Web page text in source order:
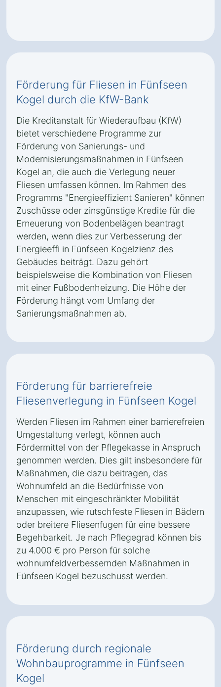
Förderung für Fliesen in Fünfseen
Kogel durch die KfW-Bank
Die Kreditanstalt für Wiederaufbau (KfW)
bietet verschiedene Programme zur
Förderung von Sanierungs- und
Modernisierungsmaßnahmen in Fünfseen
Kogel an, die auch die Verlegung neuer
Fliesen umfassen können. Im Rahmen des
Programms "Energieeffizient Sanieren" können
Zuschüsse oder zinsgünstige Kredite für die
Erneuerung von Bodenbelägen beantragt
werden, wenn dies zur Verbesserung der
Energieeffi in Fünfseen Kogelzienz des
Gebäudes beiträgt. Dazu gehört
beispielsweise die Kombination von Fliesen
mit einer Fußbodenheizung. Die Höhe der
Förderung hängt vom Umfang der
Sanierungsmaßnahmen ab.
Förderung für barrierefreie
Fliesenverlegung in Fünfseen Kogel
Werden Fliesen im Rahmen einer barrierefreien
Umgestaltung verlegt, können auch
Fördermittel von der Pflegekasse in Anspruch
genommen werden. Dies gilt insbesondere für
Maßnahmen, die dazu beitragen, das
Wohnumfeld an die Bedürfnisse von
Menschen mit eingeschränkter Mobilität
anzupassen, wie rutschfeste Fliesen in Bädern
oder breitere Fliesenfugen für eine bessere
Begehbarkeit. Je nach Pflegegrad können bis
zu 4.000 € pro Person für solche
wohnumfeldverbessernden Maßnahmen in
Fünfseen Kogel bezuschusst werden.
Förderung durch regionale
Wohnbauprogramme in Fünfseen
Kogel